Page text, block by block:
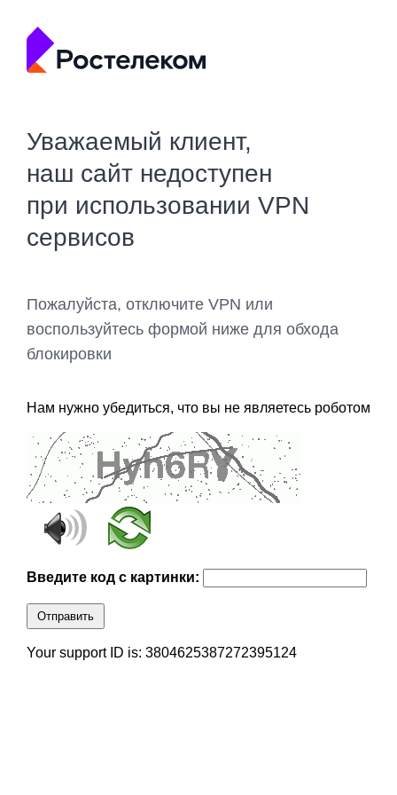
Уважаемый клиент,
наш сайт недоступен
при использовании VPN
сервисов
Пожалуйста, отключите VPN или
воспользуйтесь формой ниже для обхода
блокировки
Нам нужно убедиться, что вы не являетесь роботом
Введите код с картинки:
Отправить
Your support ID is: 3804625387272395124